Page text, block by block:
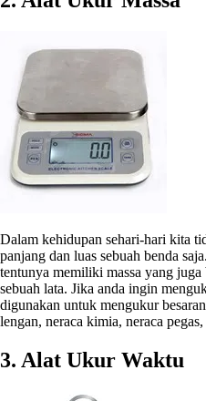
Dalam kehidupan sehari-hari kita
panjang dan luas sebuah benda
tentunya memiliki massa yang
sebuah lata. Jika anda ingin
digunakan untuk mengukur
lengan, neraca kimia, neraca
3. Alat Ukur Waktu